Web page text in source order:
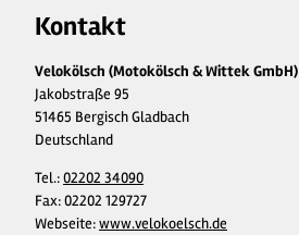
Kontakt
Velokölsch (Motokölsch & Wittek GmbH)
Jakobstraße 95
51465 Bergisch Gladbach
Deutschland
Tel.:02202 34090
Fax:02202 129727
Webseite:www.velokoelsch.de